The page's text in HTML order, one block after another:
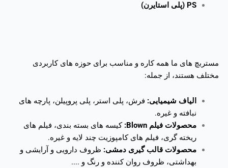
PS (پلی استایرن)
مستربچ های ما همه کاره و مناسب برای حوزه های کاربردی
مختلف هستند، از جمله:
الیاف شیمیایی: فرش، پلی استر، پلی پروپیلن، پارچه های
نبافته و غیره.
محصولات فیلم Blown:
کیسه های بسته بندی، فیلم های
ریخته گری، فیلم های کامپوزیت چند لایه و غیره.
محصولات قالب گیری دمشی: ظروف دارویی و آرایشی و
بهداشتی، ظروف روان کننده و رنگ و ....